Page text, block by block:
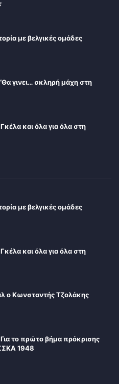
με βελγικές ομάδες
γινει… σκληρή μάχη στη
και όλα για όλα στη
με βελγικές ομάδες
και όλα για όλα στη
ο Κωνσταντής Τζολάκης
το πρώτο βήμα πρόκρισης
1948